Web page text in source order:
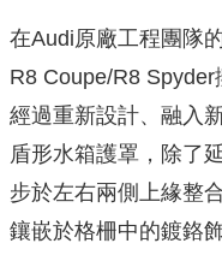
在Audi原廠工程團隊
R8 Coupe/R8
經過重新設計、融入
盾形水箱護罩，除了
步於左右兩側上緣整
鑲嵌於格柵中的鍍鉻